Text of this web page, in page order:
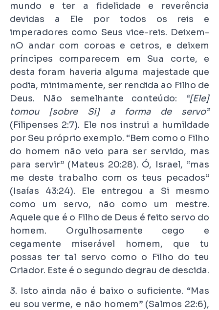
mundo e ter a fidelidade e reverência
devidas a Ele por todos os reis e
imperadores como Seus vice-reis. Deixem-
nO andar com coroas e cetros, e deixem
príncipes comparecem em Sua corte, e
desta foram haveria alguma majestade que
podia, minimamente, ser rendida ao Filho de
Deus. Não semelhante conteúdo:
“[Ele]
tomou [sobre Si] a forma de servo”
(Filipenses 2:7). Ele nos instrui a humildade
por Seu próprio exemplo. “Bem como o Filho
do homem não veio para ser servido, mas
para servir” (Mateus 20:28). Ó, Israel, “mas
me deste trabalho com os teus pecados”
(Isaías 43:24). Ele entregou a Si mesmo
como um servo, não como um mestre.
Aquele que é o Filho de Deus é feito servo do
homem. Orgulhosamente cego e
cegamente miserável homem, que tu
possas ter tal servo como o Filho do teu
Criador. Este é o segundo degrau de descida.
3. Isto ainda não é baixo o suficiente. “Mas
eu sou verme, e não homem” (Salmos 22:6),